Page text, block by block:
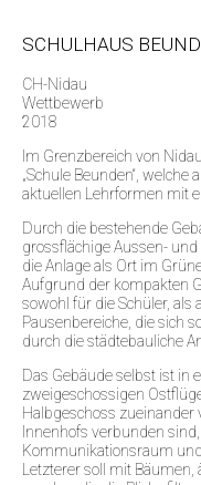
SCHULHAUS
CH-Nidau
Wettbewerb
2018
Im Grenzbereich von
„Schule Beunden“,
aktuellen Lehrformen mit
Durch die bestehende
grossflächige Aussen-
die Anlage als Ort im
Aufgrund der kompakten
sowohl für die Schüler,
Pausenbereiche, die sich
durch die städtebauliche
Das Gebäude selbst ist in
zweigeschossigen
Halbgeschoss
Innenhofs verbunden
Kommunikationsraum
Letzterer soll mit